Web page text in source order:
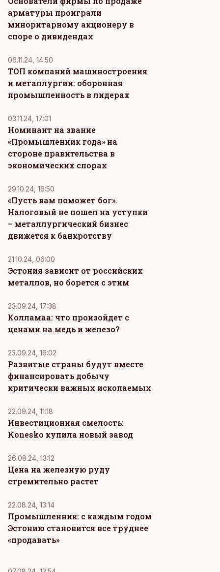
арматуры проиграли
миноритарному акционеру в
споре о дивидендах
06.11.24, 14:50
ТОП компаний машиностроения
и металлургии: оборонная
промышленность в лидерах
03.11.24, 17:01
Номинант на звание
«Промышленник года» на
стороне правительства в
экономических спорах
29.10.24, 16:50
«Пусть вам поможет бог».
Налоговый не пошел на уступки
– металлургический бизнес
движется к банкротству
21.10.24, 06:00
Эстония зависит от российских
металлов, но борется с этим
23.09.24, 17:38
Колламаа: что произойдет с
ценами на медь и железо?
23.09.24, 16:02
Развитые страны будут вместе
финансировать добычу
критически важных ископаемых
22.09.24, 11:18
Инвестиционная смелость:
Konesko купила новый завод
26.08.24, 13:12
Цена на железную руду
стремительно растет
22.08.24, 13:14
Промышленник: с каждым годом
Эстонию становится все труднее
«продавать»